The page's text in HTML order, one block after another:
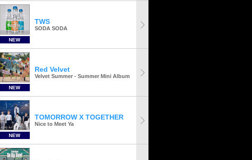
NEW
TWS
SODA SODA
NEW
Red Velvet
Velvet Summer - Summer Mini Album
NEW
TOMORROW X TOGETHER
Nice to Meet Ya